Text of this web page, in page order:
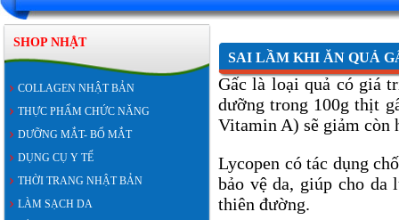
SHOP NHẬT
COLLAGEN NHẬT BẢN
THỰC PHẨM CHỨC NĂNG
DƯỠNG MẮT- BỔ MẮT
DỤNG CỤ Y TẾ
THỜI TRANG NHẬT BẢN
LÀM SẠCH DA
SAI LẦM KHI ĂN QUẢ
Gấc là loại quả có giá
dưỡng trong 100g thịt
Vitamin A) sẽ giảm còn
Lycopen có tác dụng
bảo vệ da, giúp cho
thiên đường.